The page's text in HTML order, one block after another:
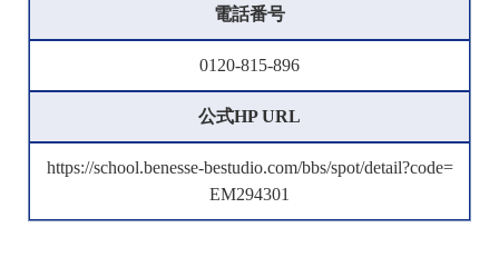
電話番号
0120-815-896
公式HP URL
https://school.benesse-bestudio.com/bbs/spot/detail?code=
EM294301